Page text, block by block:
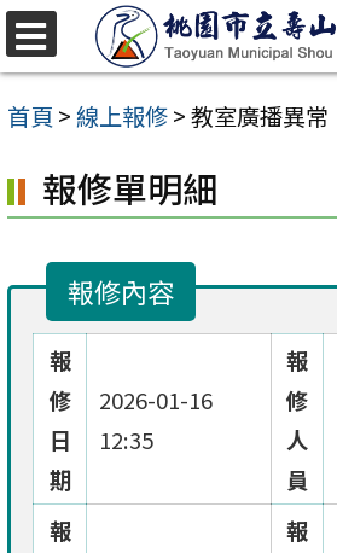
跳
至
主
內
容
首頁 >線上報修>教室廣播異常
報修單明細
報修內容
報
修
日
期
2026-01-16
12:35
報
修
人
員
報
報
選
單